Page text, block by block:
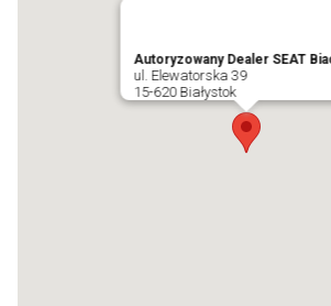
Autoryzowany Dealer SEAT
ul. Elewatorska 39
15-620 Białystok